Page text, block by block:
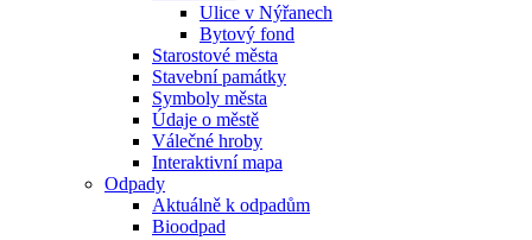
Ulice v Nýřanech
Bytový fond
Starostové města
Stavební památky
Symboly města
Údaje o městě
Válečné hroby
Interaktivní mapa
Odpady
Aktuálně k odpadům
Bioodpad